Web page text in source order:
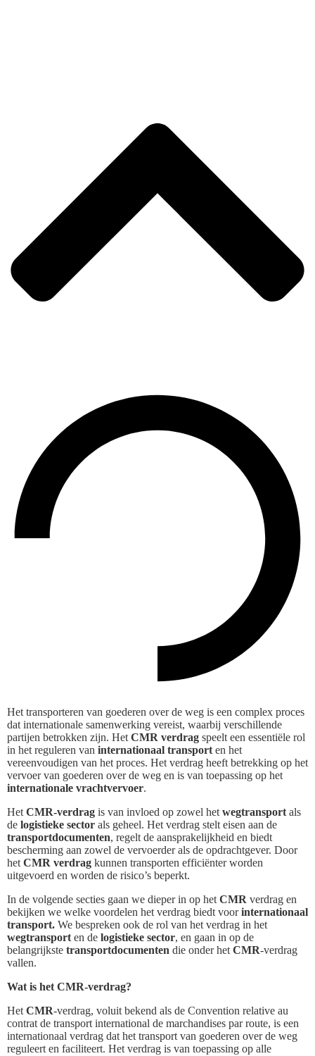
Het transporteren van goederen over de weg is een complex proces
dat internationale samenwerking vereist, waarbij verschillende
partijen betrokken zijn. Het CMR verdrag speelt een essentiële rol
in het reguleren van internationaal transport en het
vereenvoudigen van het proces. Het verdrag heeft betrekking op het
vervoer van goederen over de weg en is van toepassing op het
internationale vrachtvervoer.
Het CMR-verdrag is van invloed op zowel het wegtransport als
de logistieke sector als geheel. Het verdrag stelt eisen aan de
transportdocumenten, regelt de aansprakelijkheid en biedt
bescherming aan zowel de vervoerder als de opdrachtgever. Door
het CMR verdrag kunnen transporten efficiënter worden
uitgevoerd en worden de risico’s beperkt.
In de volgende secties gaan we dieper in op het CMR verdrag en
bekijken we welke voordelen het verdrag biedt voorinternationaal
transport. We bespreken ook de rol van het verdrag in het
wegtransport en de logistieke sector, en gaan in op de
belangrijkste transportdocumenten die onder het CMR-verdrag
vallen.
Wat is het CMR-verdrag?
Het CMR-verdrag, voluit bekend als de Convention relative au
contrat de transport international de marchandises par route, is een
internationaal verdrag dat het transport van goederen over de weg
reguleert en faciliteert. Het verdrag is van toepassing op alle